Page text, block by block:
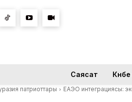
Саясат Күнбе
патриоттары ЕАЭО интеграциясы: